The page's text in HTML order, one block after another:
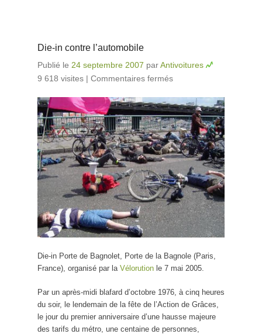
Die-in contre l’automobile
Publié le 24 septembre 2007 parAntivoitures
9 618 visites | Commentaires fermés
Die-in Porte de Bagnolet, Porte de la Bagnole (Paris,
France), organisé par la Vélorution le 7 mai 2005.
Par un après-midi blafard d’octobre 1976, à cinq heures
du soir, le lendemain de la fête de l’Action de Grâces,
le jour du premier anniversaire d’une hausse majeure
des tarifs du métro, une centaine de personnes,